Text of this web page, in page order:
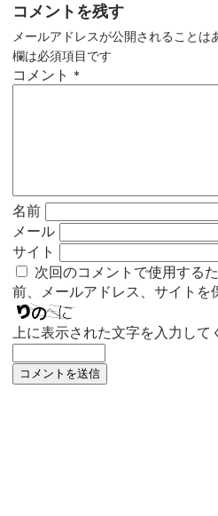
コメントを残す
メールアドレスが公開されることは
欄は必須項目です
コメント *
名前
メール
サイト
次回のコメントで使用する
前、メールアドレス、サイトを
上に表示された文字を入力して